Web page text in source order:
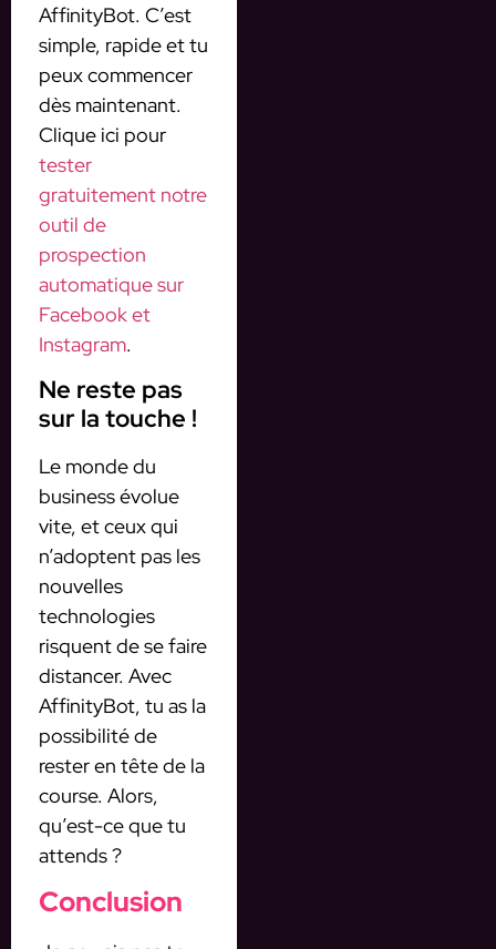
AffinityBot. C’est
simple, rapide et tu
peux commencer
dès maintenant.
Clique ici pour
tester
gratuitement notre
outil de
prospection
automatique sur
Facebook et
Instagram.
Ne reste pas
sur la touche !
Le monde du
business évolue
vite, et ceux qui
n’adoptent pas les
nouvelles
technologies
risquent de se faire
distancer. Avec
AffinityBot, tu as la
possibilité de
rester en tête de la
course. Alors,
qu’est-ce que tu
attends ?
Conclusion